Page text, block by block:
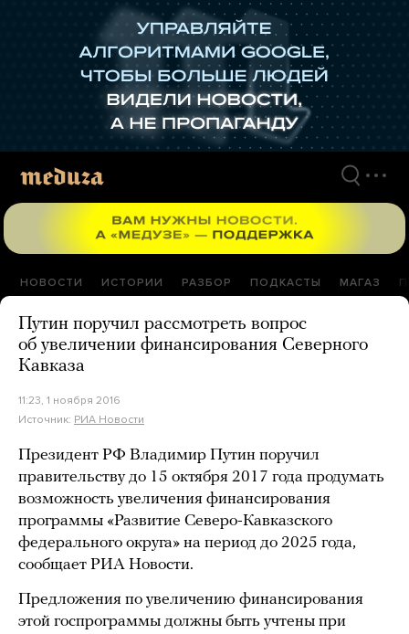
НОВОСТИ ИСТОРИИ РАЗБОР ПОДКАСТЫ МАГАЗ
Путин поручил рассмотреть вопрос
об увеличении финансирования Северного
Кавказа
11:23, 1 ноября 2016
Источник: РИА Новости
Президент РФ Владимир Путин поручил
правительству до 15 октября 2017 года продумать
возможность увеличения финансирования
программы «Развитие Северо-Кавказского
федерального округа» на период до 2025 года,
сообщает РИА Новости.
Предложения по увеличению финансирования
этой госпрограммы должны быть учтены при